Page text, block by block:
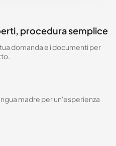
procedura semplice
domanda e i documenti per
madre per un'esperienza